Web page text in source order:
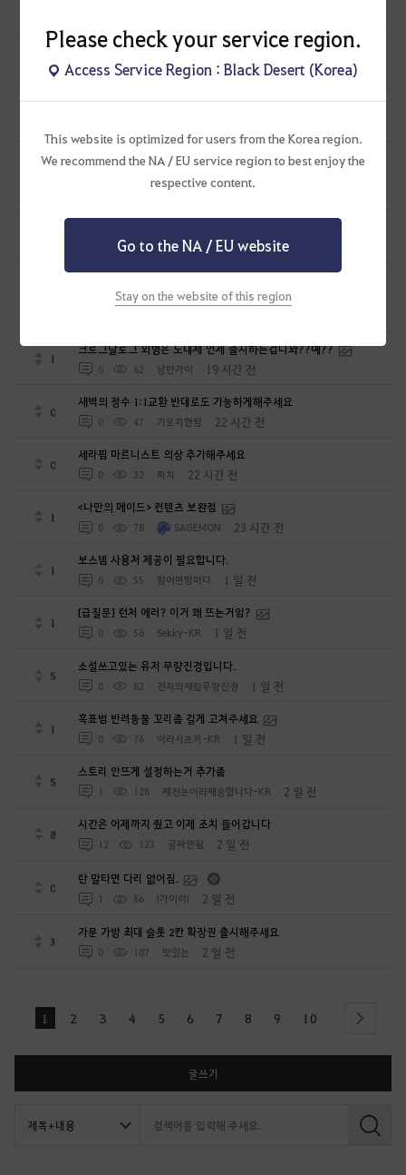
Please check your service region.
Access Service Region : Black Desert (Korea)
This website is optimized for users from the Korea region.
We recommend the NA / EU service region to best enjoy the
respective content.
Go to the NA / EU website
Stay on the website of this region
1
아침의나라 도시들 개편 좀 해주세요
0 82 고집킹 16 시간 전
결국 유저 말, 안 듣고. 렙 제한을 거는구나.. 에휴.
채집중 게임을 발동했을때 필요 없는 씨앗이 한번에 많이 획득되는
폴리프
74 폴리프 18 시간 전
전승 각성 선택 할 수 없어요.
1
크로그달로그 외형은 도대체 언제 출시하는겁니꽈??예??
0 62 낭만가이 19 시간 전
0
새벽의 정수 1:1교환 반대로도 가능하게해주세요
0 47 기모지한밤 22 시간 전
0
세라핌 마르니스트 의상 추가해주세요
0 32 피치 22 시간 전
1
<나만의 메이드> 컨텐츠 보완점
0 78 SAGEMON 23 시간 전
1
보스템 사용처 제공이 필요합니다.
0 55 밤이면밤마다 1 일 전
1
[급질문] 런처 에러? 이거 왜 뜨는거임?
0 56 Sekky-KR 1 일 전
5
소설쓰고있는 유저 무량진경입니다.
0 82 천지의재림무량진경 1 일 전
1
흑표범 반려동물 꼬리좀 길게 고쳐주세요
0 76 아라시츠키-KR 1 일 전
5
스토리 안뜨게 설정하는거 추가좀
1 128 째진눈이라째송합니다-KR 2 일 전
8
시간은 어제까지 줬고 이제 조치 들어갑니다
12 123 공짜안됨 2 일 전
0
란 말타면 다리 없어짐.
1 86 I가이아I 2 일 전
3
가문 가방 최대 슬롯 2칸 확장권 출시해주세요
0 107 맛있는 2 일 전
1 2 3 4 5 6 7 8 9 10 next
글쓰기
검